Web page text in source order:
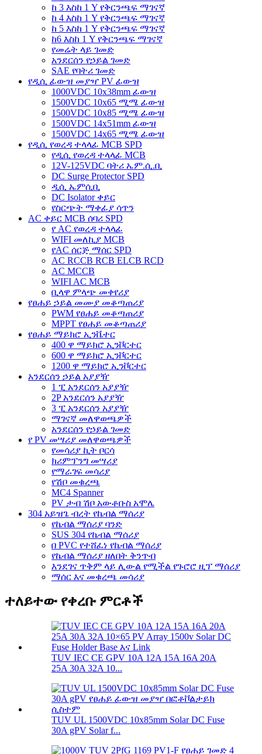
ከ 3 እስከ 1 Y የቅርንጫፍ ማገናኛ
ከ 4 እስከ 1 Y የቅርንጫፍ ማገናኛ
ከ 5 እስከ 1 Y የቅርንጫፍ ማገናኛ
ከ6 እስከ 1 Y የቅርንጫፍ ማገናኛ
የመሬት ላይ ገመድ
አንደርሰን የኃይል ገመድ
SAE የባትሪ ገመድ
የዲሲ ፊውዝ መያዣ PV ፊውዝ
1000VDC 10x38mm ፊውዝ
1500VDC 10x65 ሚሜ ፊውዝ
1500VDC 10x85 ሚሜ ፊውዝ
1500VDC 14x51mm ፊውዝ
1500VDC 14x65 ሚሜ ፊውዝ
የዲሲ የወረዳ ተላላፊ MCB SPD
የዲሲ የወረዳ ተላላፊ MCB
12V-125VDC ባትሪ ኤም.ሲ.ቢ
DC Surge Protector SPD
ዲሲ ኤምሲቢ
DC Isolator ቀይር
የስርጭት ማቀፊያ ሳጥን
AC ቀይር MCB ሰባሪ SPD
የ AC የወረዳ ተላላፊ
WIFI መለኪያ MCB
የAC ሰርጅ ማሰር SPD
AC RCCB RCB ELCB RCD
AC MCCB
WIFI AC MCB
ቢላዋ ምላጭ መቀየሪያ
የፀሐይ ኃይል መሙያ መቆጣጠሪያ
PWM የፀሐይ መቆጣጠሪያ
MPPT የፀሐይ መቆጣጠሪያ
የፀሐይ ማይክሮ ኢንቬተር
400 ዋ ማይክሮ ኢንቮርተር
600 ዋ ማይክሮ ኢንቮርተር
1200 ዋ ማይክሮ ኢንቮርተር
አንደርሰን ኃይል አያያዥ
1 ፒ አንደርሰን አያያዥ
2P አንደርሰን አያያዥ
3 ፒ አንደርሰን አያያዥ
ማገናኛ መለዋወጫዎች
አንደርሰን የኃይል ገመድ
የ PV መሣሪያ መለዋወጫዎች
የመሳሪያ ኪት ቦርሳ
ክሪምፕንግ መሣሪያ
የማራገፍ መሳሪያ
የሽቦ መቁረጫ
MC4 Spanner
PV ታብ ሽቦ አውቶቡስ አሞሌ
304 አይዝጌ ብረት የኬብል ማሰሪያ
የኬብል ማሰሪያ ባንድ
SUS 304 የኬብል ማሰሪያ
በ PVC የተሸፈነ የኬብል ማሰሪያ
የኬብል ማሰሪያ ዘለበት ቅንጥብ
እንደገና ጥቅም ላይ ሊውል የሚችል የጉሮሮ ዚፕ ማሰሪያ
ማሰር እና መቁረጫ መሳሪያ
ተለይተው የቀረቡ ምርቶች
TUV IEC CE GPV 10A 12A 15A 16A 20A
25A 30A 32A 10...
TUV UL 1500VDC 10x85mm Solar DC Fuse
30A gPV Solar f...